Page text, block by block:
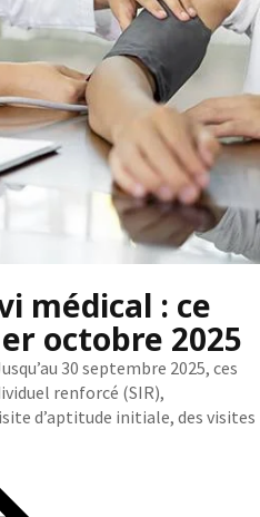
médical : ce
octobre 2025
30 septembre 2025, ces
renforcé (SIR),
d’aptitude initiale, des visites